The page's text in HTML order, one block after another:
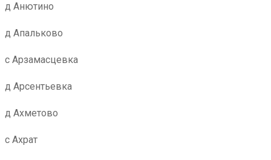
д Анютино
д Апальково
с Арзамасцевка
д Арсентьевка
д Ахметово
с Ахрат